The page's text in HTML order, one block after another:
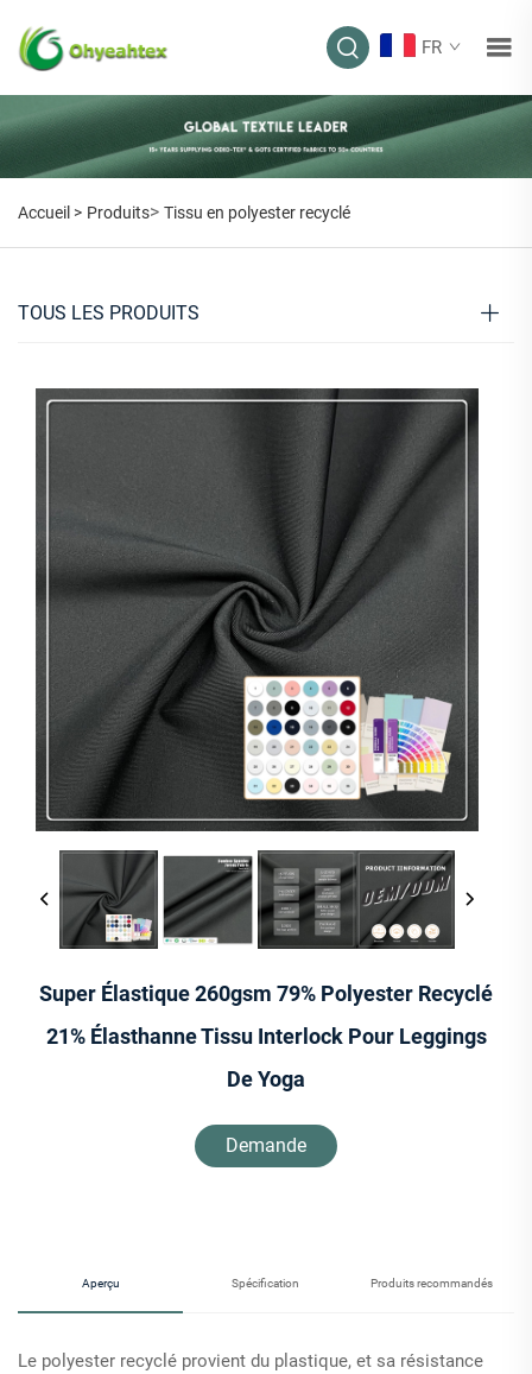
FR
Accueil > Produits> Tissu en polyester recyclé
TOUS LES PRODUITS
Super Élastique 260gsm 79% Polyester Recyclé
21% Élasthanne Tissu Interlock Pour Leggings
De Yoga
Demande
Aperçu Spécification Produits recommandés
Le polyester recyclé provient du plastique, et sa résistance